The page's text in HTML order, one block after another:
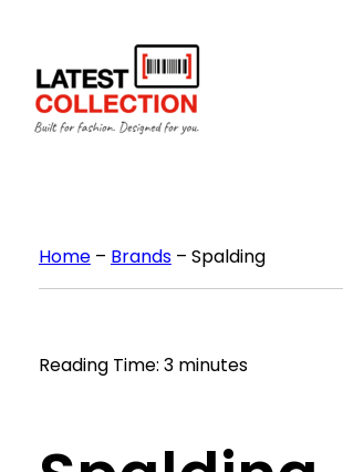
content
Home– Brands– Spalding
Reading Time: 3 minutes